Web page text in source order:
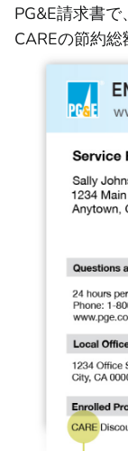
PG&E請求書
CAREの節約総